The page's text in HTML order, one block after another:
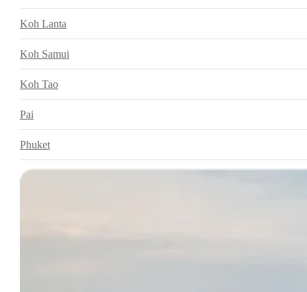
Koh Lanta
Koh Samui
Koh Tao
Pai
Phuket